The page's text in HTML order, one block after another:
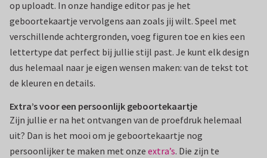
op uploadt. In onze handige editor pas je het
geboortekaartje vervolgens aan zoals jij wilt. Speel met
verschillende achtergronden, voeg figuren toe en kies een
lettertype dat perfect bij jullie stijl past. Je kunt elk design
dus helemaal naar je eigen wensen maken: van de tekst tot
de kleuren en details.
Extra’s voor een persoonlijk geboortekaartje
Zijn jullie er na het ontvangen van de proefdruk helemaal
uit? Dan is het mooi om je geboortekaartje nog
persoonlijker te maken met onze extra’s. Die zijn te